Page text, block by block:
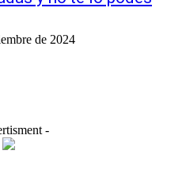
de 2024
-